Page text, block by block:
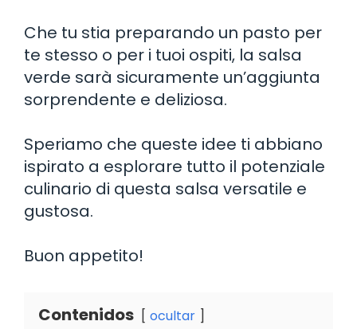
Che tu stia preparando un pasto per
te stesso o per i tuoi ospiti, la salsa
verde sarà sicuramente un’aggiunta
sorprendente e deliziosa.
Speriamo che queste idee ti abbiano
ispirato a esplorare tutto il potenziale
culinario di questa salsa versatile e
gustosa.
Buon appetito!
Contenidos ocultar